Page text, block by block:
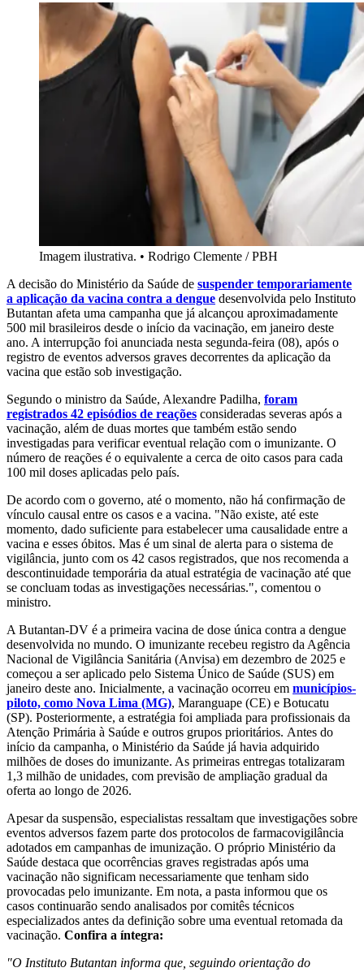
Imagem ilustrativa. • Rodrigo Clemente / PBH
A decisão do Ministério da Saúde de suspender temporariamente
a aplicação da vacina contra a dengue desenvolvida pelo Instituto
Butantan afeta uma campanha que já alcançou aproximadamente
500 mil brasileiros desde o início da vacinação, em janeiro deste
ano. A interrupção foi anunciada nesta segunda-feira (08), após o
registro de eventos adversos graves decorrentes da aplicação da
vacina que estão sob investigação.
Segundo o ministro da Saúde, Alexandre Padilha, foram
registrados 42 episódios de reações consideradas severas após a
vacinação, além de duas mortes que também estão sendo
investigadas para verificar eventual relação com o imunizante. O
número de reações é o equivalente a cerca de oito casos para cada
100 mil doses aplicadas pelo país.
De acordo com o governo, até o momento, não há confirmação de
vínculo causal entre os casos e a vacina. "Não existe, até este
momento, dado suficiente para estabelecer uma causalidade entre a
vacina e esses óbitos. Mas é um sinal de alerta para o sistema de
vigilância, junto com os 42 casos registrados, que nos recomenda a
descontinuidade temporária da atual estratégia de vacinação até que
se concluam todas as investigações necessárias.", comentou o
ministro.
A Butantan-DV é a primeira vacina de dose única contra a dengue
desenvolvida no mundo. O imunizante recebeu registro da Agência
Nacional de Vigilância Sanitária (Anvisa) em dezembro de 2025 e
começou a ser aplicado pelo Sistema Único de Saúde (SUS) em
janeiro deste ano. Inicialmente, a vacinação ocorreu em municípios-
piloto, como Nova Lima (MG), Maranguape (CE) e Botucatu
(SP). Posteriormente, a estratégia foi ampliada para profissionais da
Atenção Primária à Saúde e outros grupos prioritários. Antes do
início da campanha, o Ministério da Saúde já havia adquirido
milhões de doses do imunizante. As primeiras entregas totalizaram
1,3 milhão de unidades, com previsão de ampliação gradual da
oferta ao longo de 2026.
Apesar da suspensão, especialistas ressaltam que investigações sobre
eventos adversos fazem parte dos protocolos de farmacovigilância
adotados em campanhas de imunização. O próprio Ministério da
Saúde destaca que ocorrências graves registradas após uma
vacinação não significam necessariamente que tenham sido
provocadas pelo imunizante. Em nota, a pasta informou que os
casos continuarão sendo analisados por comitês técnicos
especializados antes da definição sobre uma eventual retomada da
vacinação. Confira a íntegra:
"O Instituto Butantan informa que, seguindo orientação do